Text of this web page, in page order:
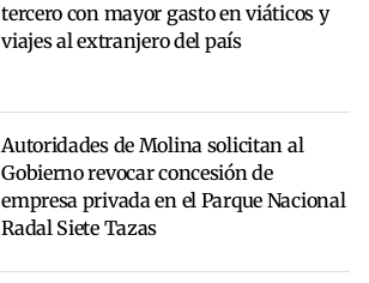
tercero con mayor gasto en viáticos y
viajes al extranjero del país
Autoridades de Molina solicitan al
Gobierno revocar concesión de
empresa privada en el Parque Nacional
Radal Siete Tazas